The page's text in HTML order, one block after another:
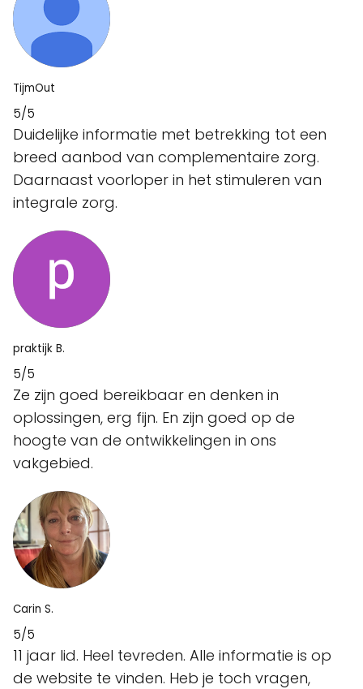
TijmOut
5/5
Duidelijke informatie met betrekking tot een
breed aanbod van complementaire zorg.
Daarnaast voorloper in het stimuleren van
integrale zorg.
praktijk B.
5/5
Ze zijn goed bereikbaar en denken in
oplossingen, erg fijn. En zijn goed op de
hoogte van de ontwikkelingen in ons
vakgebied.
Carin S.
5/5
11 jaar lid. Heel tevreden. Alle informatie is op
de website te vinden. Heb je toch vragen,